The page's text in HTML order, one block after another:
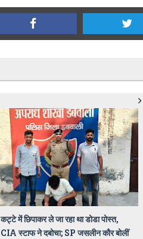
कट्टे में छिपाकर ले जा रहा था डोडा पोस्त,
CIA स्टाफ ने दबोचा; SP जसलीन कौर बोलीं